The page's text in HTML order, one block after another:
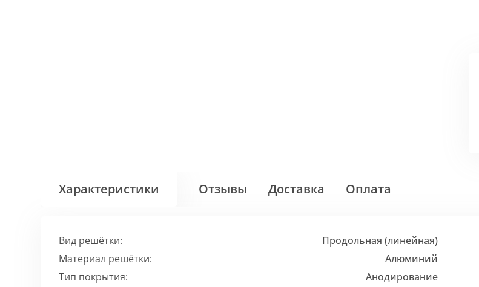
Характеристики Отзывы Доставка Оплата
Вид решётки:
Продольная (линейная)
Материал решётки:
Алюминий
Тип покрытия:
Анодирование